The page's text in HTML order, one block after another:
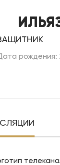
рождения: